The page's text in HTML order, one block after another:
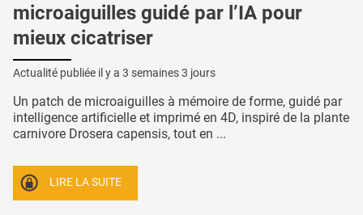
microaiguilles guidé par l’IA pour
mieux cicatriser
Actualité publiée il y a 3 semaines 3 jours
Un patch de microaiguilles à mémoire de forme, guidé par
intelligence artificielle et imprimé en 4D, inspiré de la plante
carnivore Drosera capensis, tout en ...
LIRE LA SUITE